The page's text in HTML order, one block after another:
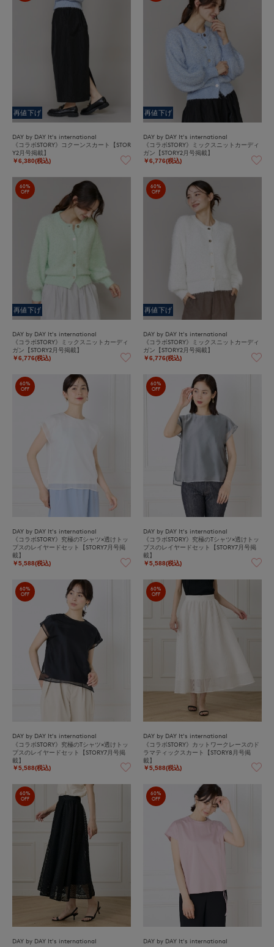
再値下げ
DAY by DAY It's international
《コラボSTORY》コクーンスカート【STOR
Y2月号掲載】
￥6,380(税込)
再値下げ
DAY by DAY It's international
《コラボSTORY》ミックスニットカーディ
ガン【STORY2月号掲載】
￥6,776(税込)
60%
OFF
再値下げ
DAY by DAY It's international
《コラボSTORY》ミックスニットカーディ
ガン【STORY2月号掲載】
￥6,776(税込)
60%
OFF
再値下げ
DAY by DAY It's international
《コラボSTORY》ミックスニットカーディ
ガン【STORY2月号掲載】
￥6,776(税込)
60%
OFF
DAY by DAY It's international
《コラボSTORY》究極のTシャツ×透けトッ
プスのレイヤードセット【STORY7月号掲
載】
￥5,588(税込)
60%
OFF
DAY by DAY It's international
《コラボSTORY》究極のTシャツ×透けトッ
プスのレイヤードセット【STORY7月号掲
載】
￥5,588(税込)
60%
OFF
DAY by DAY It's international
《コラボSTORY》究極のTシャツ×透けトッ
プスのレイヤードセット【STORY7月号掲
載】
￥5,588(税込)
60%
OFF
DAY by DAY It's international
《コラボSTORY》カットワークレースのド
ラマティックスカート【STORY8月号掲
載】
￥5,588(税込)
60%
OFF
DAY by DAY It's international
60%
OFF
DAY by DAY It's international